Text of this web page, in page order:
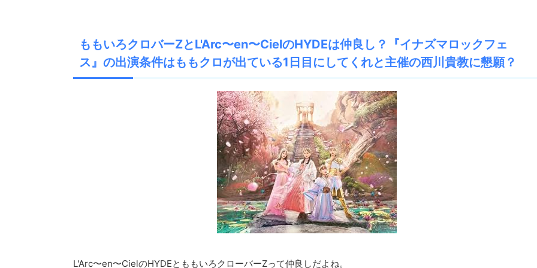
ももいろクロバーZとL'Arc〜en〜CielのHYDEは仲良し？『イナズマロックフェ
ス』の出演条件はももクロが出ている1日目にしてくれと主催の西川貴教に懇願？
L'Arc〜en〜CielのHYDEとももいろクローバーZって仲良しだよね。